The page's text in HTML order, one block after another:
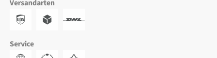
Versandarten
Service